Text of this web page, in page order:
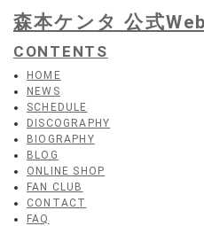
森本ケンタ 公式
CONTENTS
HOME
NEWS
SCHEDULE
DISCOGRAPHY
BIOGRAPHY
BLOG
ONLINE SHOP
FAN CLUB
CONTACT
FAQ